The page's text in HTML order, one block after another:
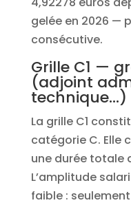
gelée en 2026 —
consécutive.
Grille C1 —
(adjoint
technique…)
La grille C1
catégorie C. Elle
une durée totale
L’amplitude
faible :